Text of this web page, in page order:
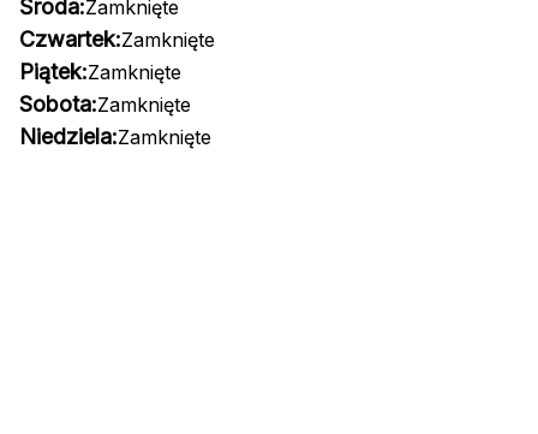
Środa:Zamknięte
Czwartek:Zamknięte
Piątek:Zamknięte
Sobota:Zamknięte
Niedziela:Zamknięte